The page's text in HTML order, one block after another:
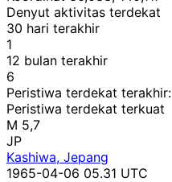
Denyut aktivitas terdekat
30 hari terakhir
1
12 bulan terakhir
6
Peristiwa terdekat terakhir:
Peristiwa terdekat terkuat
M 5,7
JP
Kashiwa, Jepang
1965-04-06 05.31 UTC